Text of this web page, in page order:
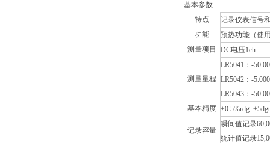
基本参数
特点
记录仪表信号
功能
预热功能（使
测量项目
DC电压1ch
测量量程
LR5041：-
LR5042：-
LR5043：-
基本精度 ±0.5%rdg.
记录容量
瞬间值记录
统计值记录